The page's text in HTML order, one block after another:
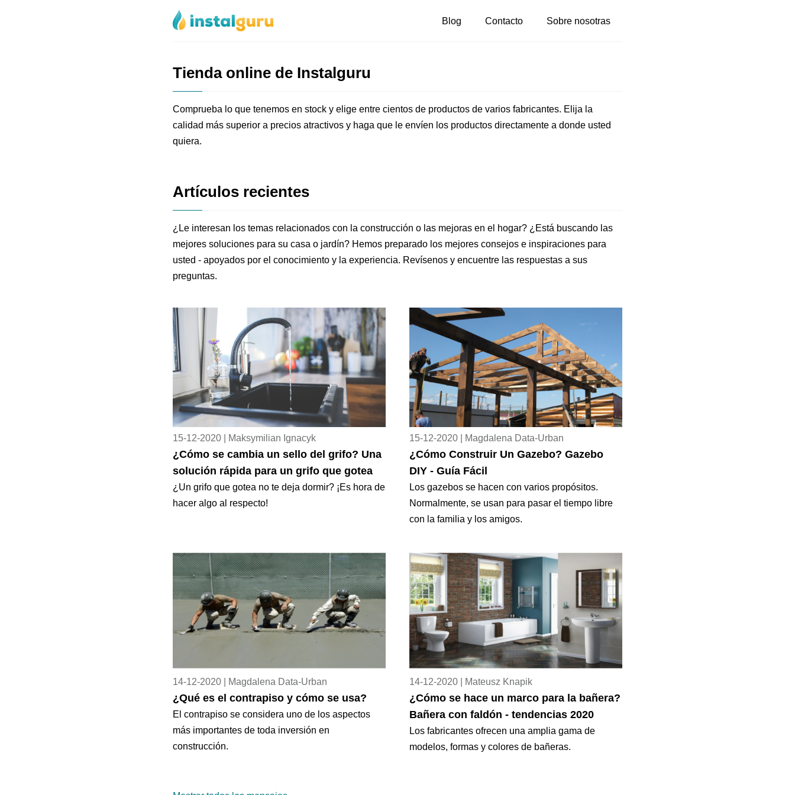
Blog Contacto Sobre nosotras
Tienda online de Instalguru
Comprueba lo que tenemos en stock y elige entre cientos de productos de varios fabricantes. Elija la
calidad más superior a precios atractivos y haga que le envíen los productos directamente a donde usted
quiera.
Artículos recientes
¿Le interesan los temas relacionados con la construcción o las mejoras en el hogar? ¿Está buscando las
mejores soluciones para su casa o jardín? Hemos preparado los mejores consejos e inspiraciones para
usted - apoyados por el conocimiento y la experiencia. Revísenos y encuentre las respuestas a sus
preguntas.
15-12-2020 | Maksymilian Ignacyk
¿Cómo se cambia un sello del grifo? Una
solución rápida para un grifo que gotea
¿Un grifo que gotea no te deja dormir? ¡Es hora de
hacer algo al respecto!
15-12-2020 | Magdalena Data-Urban
¿Cómo Construir Un Gazebo? Gazebo
DIY - Guía Fácil
Los gazebos se hacen con varios propósitos.
Normalmente, se usan para pasar el tiempo libre
con la familia y los amigos.
14-12-2020 | Magdalena Data-Urban
¿Qué es el contrapiso y cómo se usa?
El contrapiso se considera uno de los aspectos
más importantes de toda inversión en
construcción.
14-12-2020 | Mateusz Knapik
¿Cómo se hace un marco para la bañera?
Bañera con faldón - tendencias 2020
Los fabricantes ofrecen una amplia gama de
modelos, formas y colores de bañeras.